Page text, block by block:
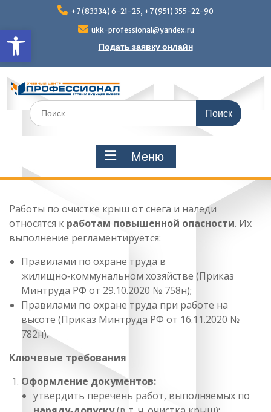
Открыть панель
содержимому
+7 (83334) 6-21-25, +7 (951) 355-22-90
ukk-professional@yandex.ru
Подать заявку онлайн
Поиск
по:
Меню
Работы по очистке крыш от снега и наледи
относятся к работам повышенной опасности. Их
выполнение регламентируется:
Правилами по охране труда в
жилищно‑коммунальном хозяйстве (Приказ
Минтруда РФ от 29.10.2020 № 758н);
Правилами по охране труда при работе на
высоте (Приказ Минтруда РФ от 16.11.2020 №
782н).
Ключевые требования
Оформление документов:
утвердить перечень работ, выполняемых по